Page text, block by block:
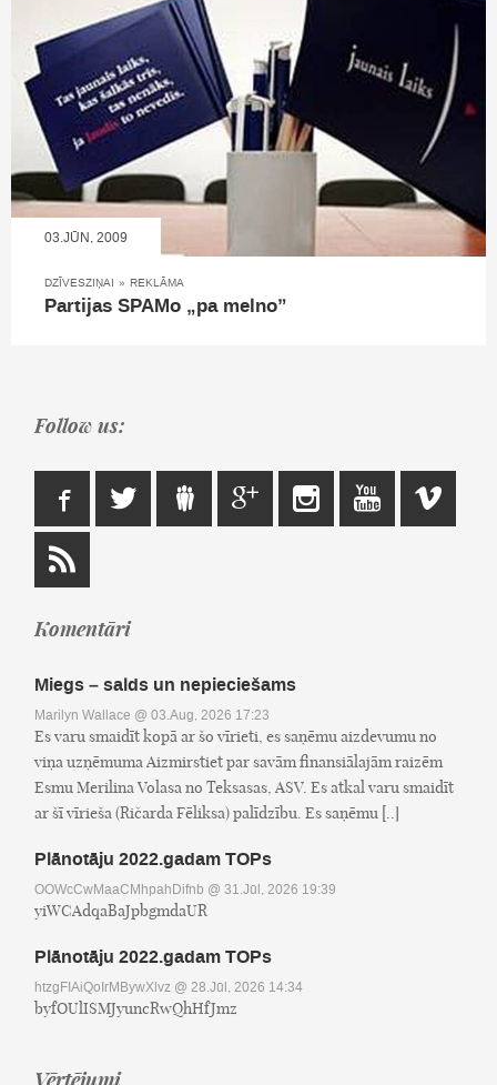
03.JŪN, 2009
DZĪVESZIŅAI » REKLĀMA
Partijas SPAMo „pa melno”
Follow us:
Komentāri
Miegs – salds un nepieciešams
Marilyn Wallace @ 03.Aug, 2026 17:23
Es varu smaidīt kopā ar šo vīrieti, es saņēmu aizdevumu no
viņa uzņēmuma Aizmirstiet par savām finansiālajām raizēm
Esmu Merilina Volasa no Teksasas, ASV. Es atkal varu smaidīt
ar šī vīrieša (Ričarda Fēliksa) palīdzību. Es saņēmu [..]
Plānotāju 2022.gadam TOPs
OOWcCwMaaCMhpahDifnb @ 31.Jūl, 2026 19:39
yiWCAdqaBaJpbgmdaUR
Plānotāju 2022.gadam TOPs
htzgFIAiQoIrMBywXlvz @ 28.Jūl, 2026 14:34
byfOUlISMJyuncRwQhHfJmz
Vērtējumi